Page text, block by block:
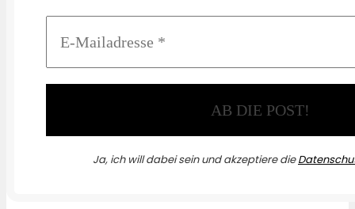
Ja, ich will dabei sein und akzeptiere die